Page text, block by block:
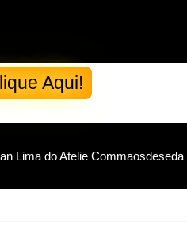
Aqui!
Lima do Atelie Commaosdeseda